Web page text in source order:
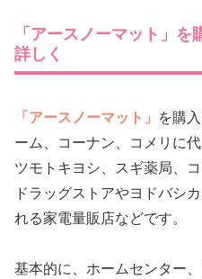
「アースノーマット」
詳しく
「アースノーマット」
を購
ーム、コーナン、コメリに
ツモトキヨシ、スギ薬局、
ドラッグストアやヨドバシ
れる家電量販店などです。
基本的に、ホームセンター